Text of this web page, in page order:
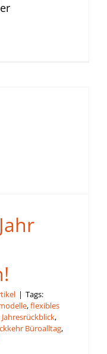
| Tags:
,flexibles
Jahresrückblick,
Büroalltag,